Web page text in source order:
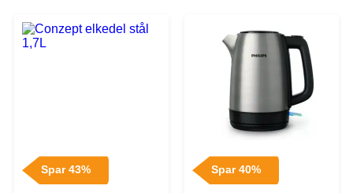
Spar 43% Spar 40%